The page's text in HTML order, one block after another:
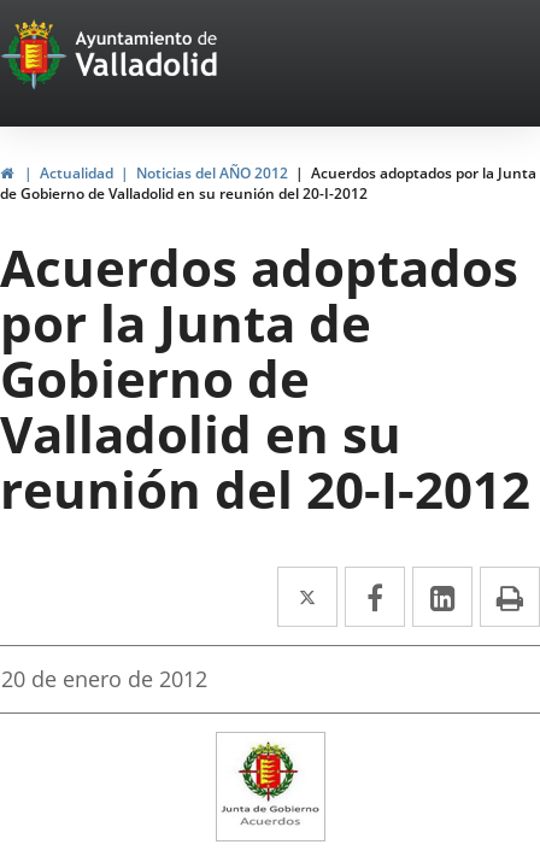
Portal
Web
del
Ayuntamiento
de
Valladolid
HomeActualidad Noticias del AÑO 2012
Acuerdos adoptados por la Junta
de Gobierno de Valladolid en su reunión del 20-I-2012
Acuerdos adoptados
por la Junta de
Gobierno de
Valladolid en su
reunión del 20-I-2012
Twitter
Enlace
a
aplicación
Facebook
Enlace
a
aplicación
Enlace
a
Fecha
la
20 de enero de 2012